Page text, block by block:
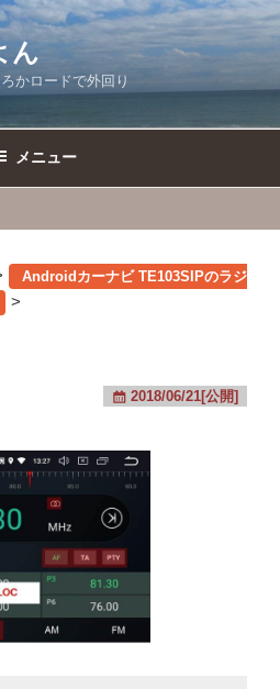
ん
かロードで外回り
メニュー
Androidカーナビ TE103SIPのラジ
>
2018/06/21[公開]